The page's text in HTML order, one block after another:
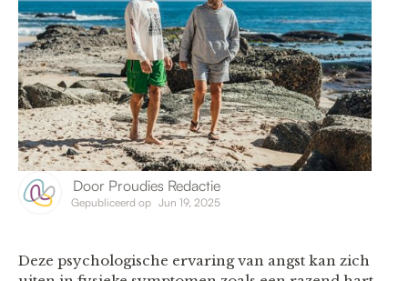
Door Proudies Redactie
Gepubliceerd op Jun 19, 2025
Deze psychologische ervaring van angst kan zich